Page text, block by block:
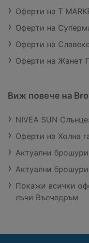
Оферти на T
Оферти на
Оферти на Славекс
Оферти на Жанет
Виж повече на
NIVEA SUN
Оферти на Холна
Актуални
Актуални
Покажи всички
лъчи Вълчедръм